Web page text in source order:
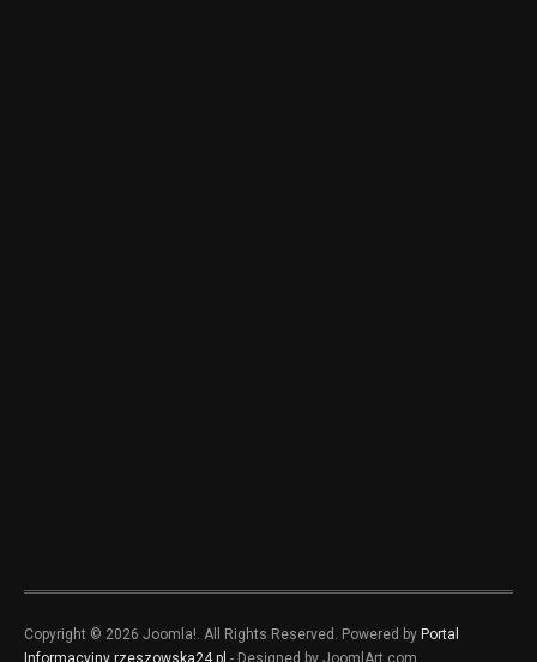
Copyright © 2026 Joomla!. All Rights Reserved. Powered by Portal
Informacyjny rzeszowska24.pl - Designed by JoomlArt.com.